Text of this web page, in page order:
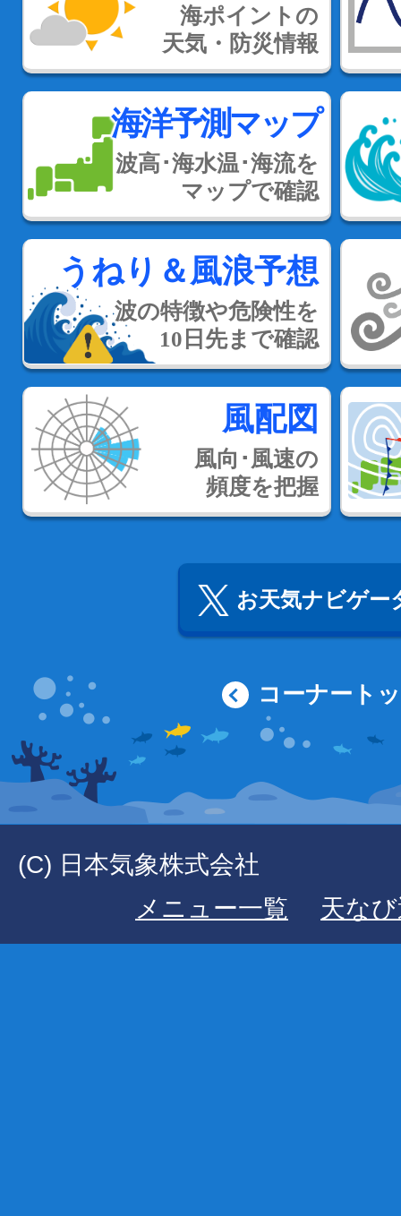
海ポイントの
天気・防災情報
海洋予測マップ
波高･海水温･海流を
マップで確認
うねり＆風浪予想
波の特徴や危険性を
10日先まで確認
風配図
風向･風速の
頻度を把握
お天気ナビゲー
コーナート
(C) 日本気象株式会社
メニュー一覧
天な